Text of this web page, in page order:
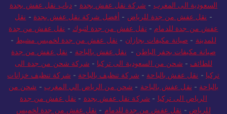
السعودية الى المغرب - شركة نقل عفش بجدة - دباب نقل عفش بجدة
- نقل عفش من جدة للرياض - أفضل شركة نقل عفش بجدة - نقل
عفش من جدة للدمام - نقل عفش من جدة لتبوك - نقل عفش من جدة
للمدينة - صيانة مكيفات بجازان - نقل عفش من جدة لخميس مشيط -
صيانة مكيفات بحفر الباطن - نقل عفش بالباحة - نقل عفش من جدة
للطائف - شحن من السعودية الى تركيا - شركة شحن من جدة الى
تركيا - نقل عفش بالباحة - شركة تنظيف بالباحة - شركة تنظيف خزانات
بالباحة - نقل عفش بالباحة - شحن من الرياض الي المغرب - شحن من
الرياض الى تركيا - شركة نقل عفش بجدة - نقل عفش من جدة
للرياض - نقل عفش من جدة للدمام - نقل عفش من جدة لخميس